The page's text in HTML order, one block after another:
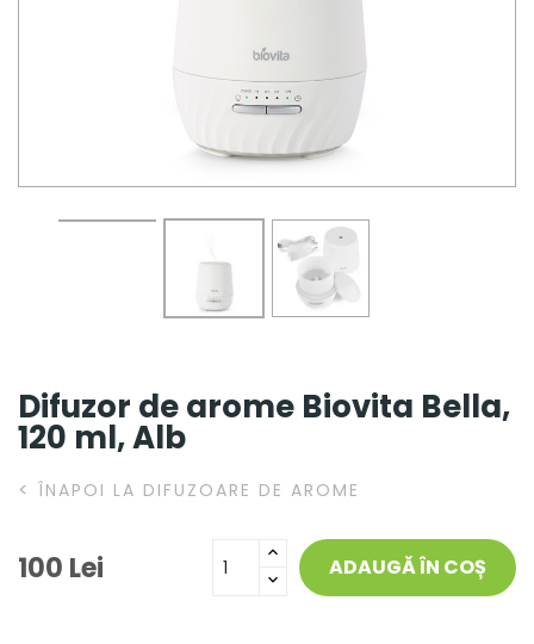
Difuzor de arome Biovita Bella,
120 ml, Alb
< ÎNAPOI LA DIFUZOARE DE AROME
100 Lei ADAUGĂ ÎN COȘ